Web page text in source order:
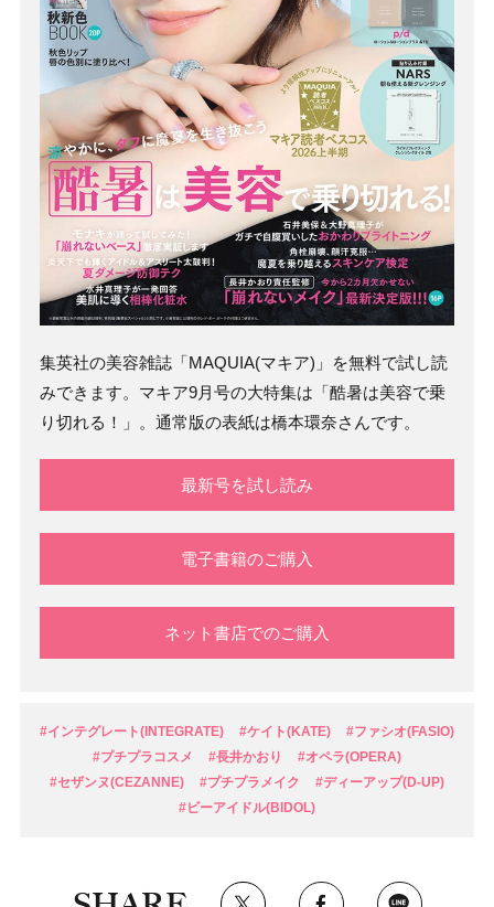
集英社の美容雑誌「MAQUIA(マキア)」を無料で試し読
みできます。マキア9月号の大特集は「酷暑は美容で乗
り切れる！」。通常版の表紙は橋本環奈さんです。
最新号を試し読み
電子書籍のご購入
ネット書店でのご購入
#インテグレート(INTEGRATE) #ケイト(KATE)
#ファシオ(FASIO)
#プチプラコスメ
#長井かおり
#オペラ(OPERA)
#セザンヌ(CEZANNE)
#プチプラメイク
#ディーアップ(D-UP)
#ビーアイドル(BIDOL)